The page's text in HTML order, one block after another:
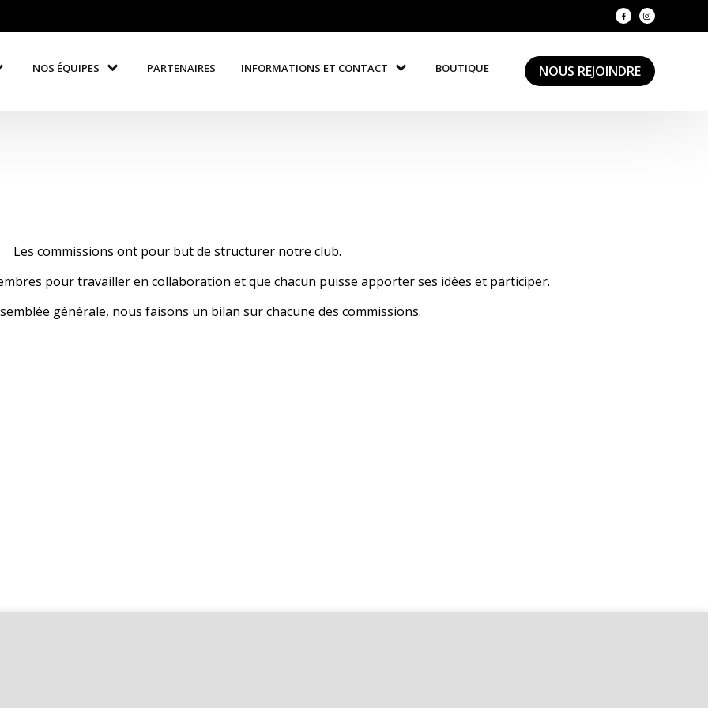
NOS ÉQUIPES PARTENAIRES INFORMATIONS ET CONTACT BOUTIQUE NOUS REJOINDRE
Les commissions ont pour but de structurer notre club.
pour travailler en collaboration et que chacun puisse apporter ses idées et participer.
générale, nous faisons un bilan sur chacune des commissions.